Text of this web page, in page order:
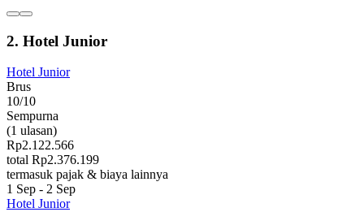
2. Hotel Junior
Hotel Junior
Brus
10/10
Sempurna
(1 ulasan)
Rp2.122.566
total Rp2.376.199
termasuk pajak & biaya lainnya
1 Sep - 2 Sep
Hotel Junior